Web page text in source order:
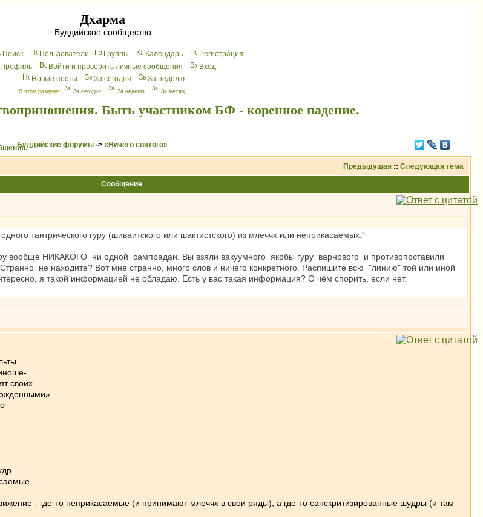
Дхарма
Буддийское сообщество
Поиск Пользователи Группы Календарь
Peгиcтрaция
Профиль
Войти и проверить личные сообщения
Вхoд
Новые посты
За сегодня За неделю
В этом разделе: За сегодня За неделю За месяц
Быть участником БФ - коренное падение.
Буддийские форумы -> «Ничего святого»
Предыдущая :: Следующая тема
Сообщение
тантрического гуру (шиваитского или шактистского) из млеччх или неприкасаемых."
вообще НИКАКОГО ни одной сампрадаи. Вы взяли вакуумного якобы гуру варнового и противопоставили
не находите? Вот мне странно, много слов и ничего конкретного. Распишите всю "линию" той или иной
я такой информацией не обладаю. Есть у вас такая информация? О чём спорить, если нет.
своих
- где-то неприкасаемые (и принимают млеччх в свои ряды), а где-то санскритизированные шудры (и там